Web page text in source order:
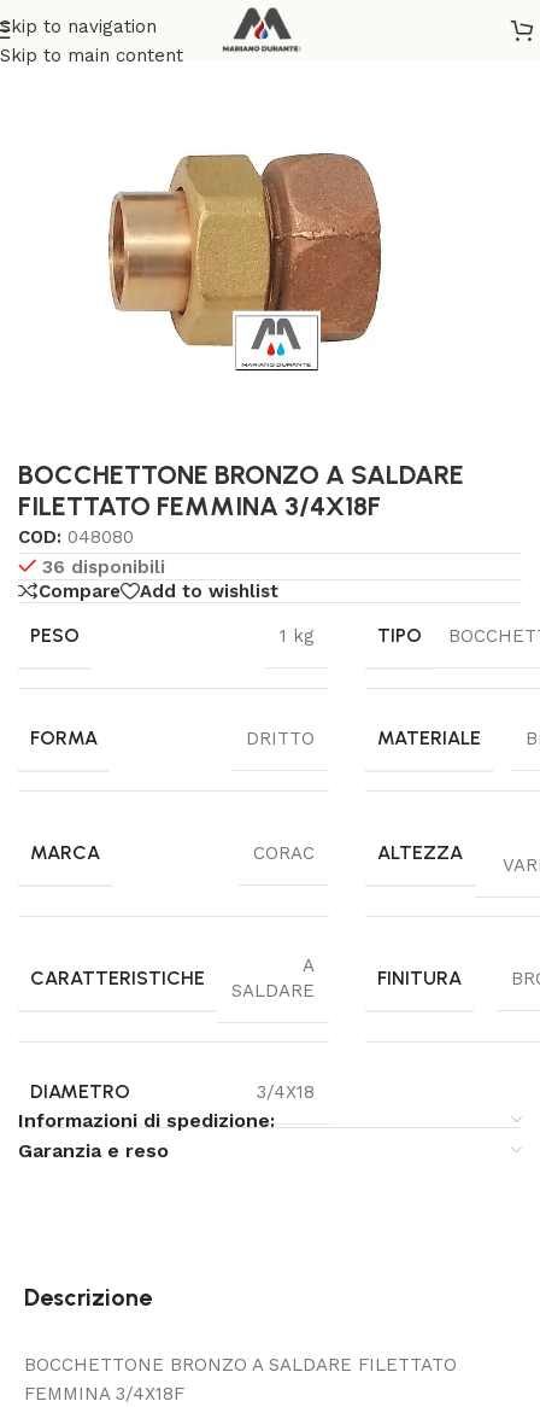
Skip to navigation
Skip to main content
TERMOIDRAULICA/TUBI E RACCORDI BRONZO A SALDARE
BOCCHETTONE BRONZO A SALDARE
FILETTATO FEMMINA 3/4X18F
COD: 048080
36 disponibili
Compare
Add to wishlist
PESO 1 kg TIPO
FORMA DRITTO MATERIALE
MARCA CORAC ALTEZZA
CARATTERISTICHE
A
SALDARE
FINITURA
DIAMETRO 3/4X18
Informazioni di spedizione:
Garanzia e reso
Descrizione
BOCCHETTONE BRONZO A SALDARE FILETTATO
FEMMINA 3/4X18F